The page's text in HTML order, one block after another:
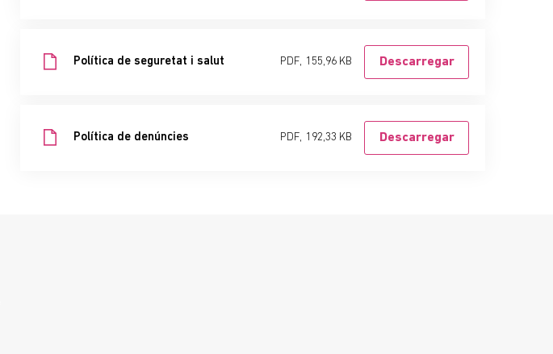
Política de seguretat i salut PDF, 155,96 KB Descarregar
Política de denúncies PDF, 192,33 KB Descarregar